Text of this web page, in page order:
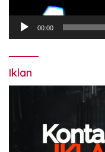
00:00
Iklan